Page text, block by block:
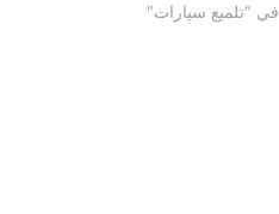
في "تلميع سيارات"